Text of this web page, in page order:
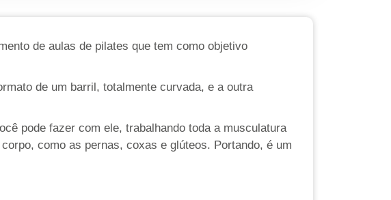
de aulas de pilates que tem como objetivo
de um barril, totalmente curvada, e a outra
pode fazer com ele, trabalhando toda a musculatura
como as pernas, coxas e glúteos. Portando, é um